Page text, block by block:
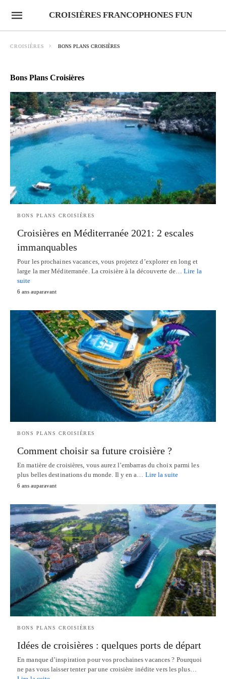
CROISIÈRES FRANCOPHONES FUN
CROISIÈRES BONS PLANS CROISIÈRES
Bons Plans Croisières
BONS PLANS CROISIÈRES
Croisières en Méditerranée 2021: 2 escales
immanquables
Pour les prochaines vacances, vous projetez d’explorer en long et
large la mer Méditerranée. La croisière à la découverte de…Lire la
suite
6 ans auparavant
BONS PLANS CROISIÈRES
Comment choisir sa future croisière ?
En matière de croisières, vous aurez l’embarras du choix parmi les
plus belles destinations du monde. Il y en a… Lire la suite
6 ans auparavant
BONS PLANS CROISIÈRES
Idées de croisières : quelques ports de départ
En manque d’inspiration pour vos prochaines vacances ? Pourquoi
ne pas vous laisser tenter par une croisière inédite vers les plus…